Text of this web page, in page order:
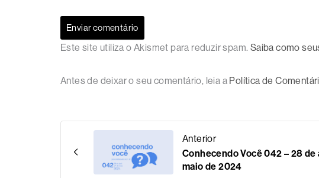
Este site utiliza o Akismet para reduzir spam. Saiba como
Antes de deixar o seu comentário, leia a Política de
Anterior
Conhecendo Você 042 – 28 de
maio de 2024